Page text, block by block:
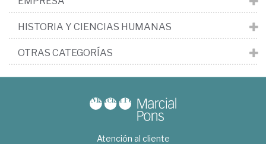
HISTORIA Y CIENCIAS HUMANAS
OTRAS CATEGORÍAS
Atención al cliente